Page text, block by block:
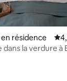
de 201
résidence
dans la verdure à